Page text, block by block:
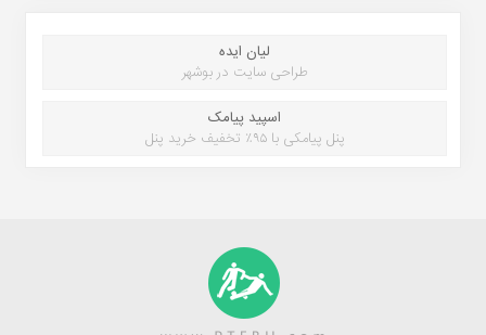
لیان ایده
طراحی سایت در بوشهر
اسپید پیامک
پنل پیامکی با ۹۵٪ تخفیف خرید پنل